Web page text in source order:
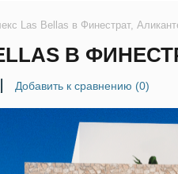
Las Bellas в Финестрат,
В
Добавить к сравнению (0)